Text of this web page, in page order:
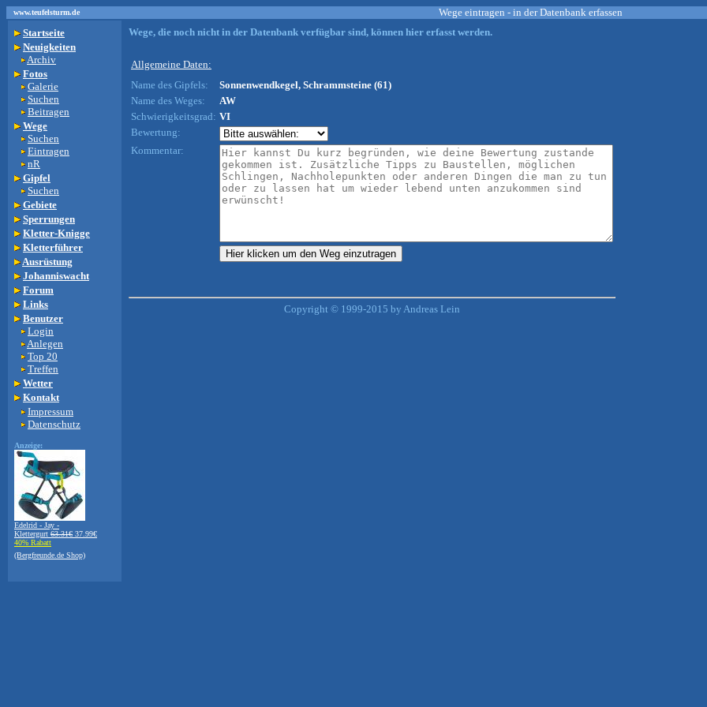
www.teufelsturm.de Wege eintragen - in der Datenbank erfassen
Startseite
Neuigkeiten
Archiv
Fotos
Galerie
Suchen
Beitragen
Wege
Suchen
Eintragen
nR
Gipfel
Suchen
Gebiete
Sperrungen
Kletter-Knigge
Kletterführer
Ausrüstung
Johanniswacht
Forum
Links
Benutzer
Login
Anlegen
Top 20
Treffen
Wetter
Kontakt
Impressum
Datenschutz
Anzeige:
Edelrid - Jay -
Klettergurt 63.31€ 37.99€
40% Rabatt
(Bergfreunde.de Shop)
Wege, die noch nicht in der Datenbank verfügbar sind, können hier erfasst werden.
Allgemeine Daten:
Name des Gipfels:
Sonnenwendkegel, Schrammsteine (61)
Name des Weges:
AW
Schwierigkeitsgrad: VI
Bewertung:
Kommentar:
Copyright © 1999-2015 by Andreas Lein